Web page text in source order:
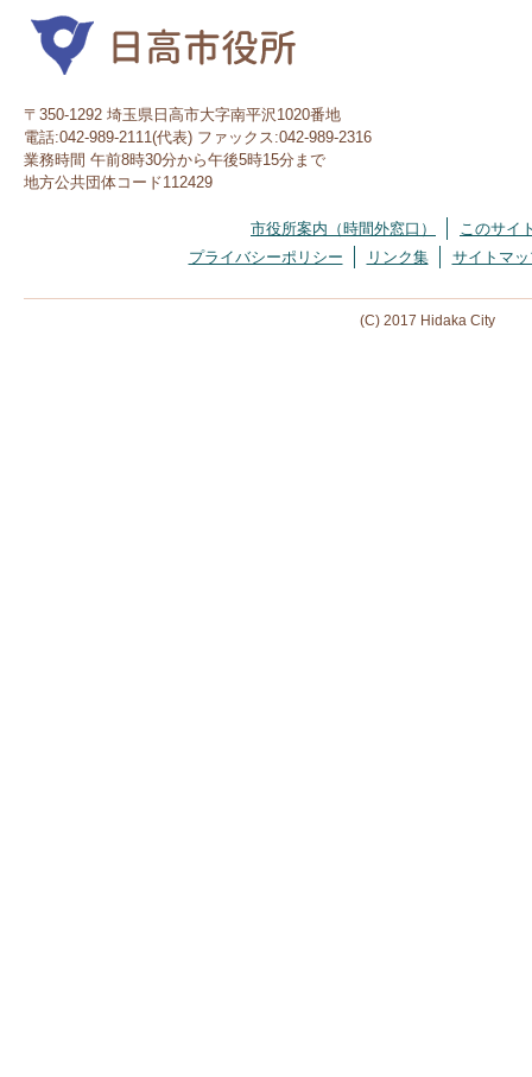
〒350-1292 埼玉県日高市大字南平沢1020番地
電話:042-989-2111(代表) ファックス:042-989-2316
業務時間 午前8時30分から午後5時15分まで
地方公共団体コード112429
市役所案内（時間外窓口）
このサイ
プライバシーポリシー
リンク集 サイトマッ
(C) 2017 Hidaka City